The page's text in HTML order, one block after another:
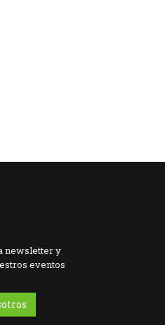
newsletter y
eventos